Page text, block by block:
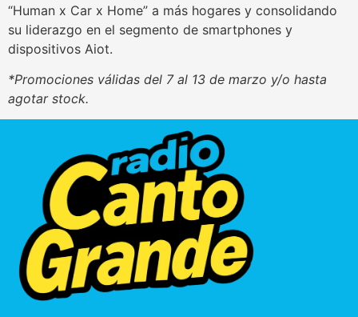
“Human x Car x Home” a más hogares y consolidando
su liderazgo en el segmento de smartphones y
dispositivos Aiot.
*Promociones válidas del 7 al 13 de marzo y/o hasta
agotar stock.